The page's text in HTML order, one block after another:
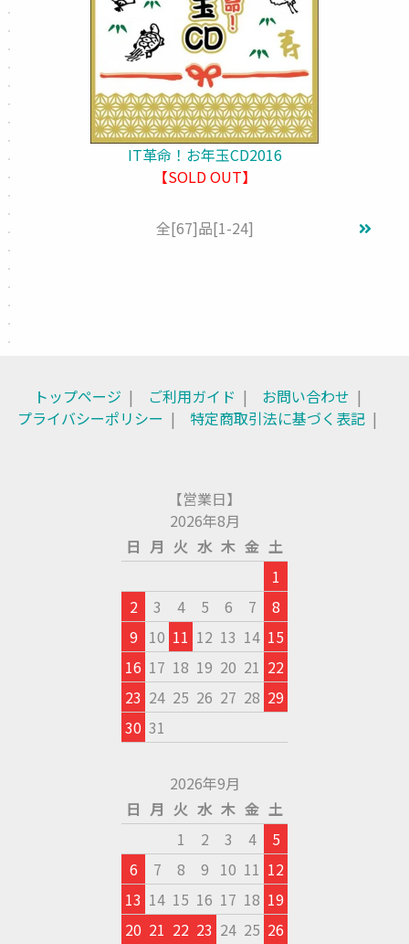
IT革命！お年玉CD2016
【SOLD OUT】
全[67]品[1-24]
トップページ ご利用ガイド
お問い合わせ
プライバシーポリシー
特定商取引法に基づく表記
【営業日】
2026年8月
日 月 火 水 木 金 土
1
2
3 4 5 6 7
8
9 10 11 12 13 14 15
16 17 18 19 20 21 22
23 24 25 26 27 28 29
30 31
2026年9月
日 月 火 水 木 金 土
1
2 3 4
5
6
7 8 9 10 11 12
13 14 15 16 17 18 19
20 21 22 23 24 25 26